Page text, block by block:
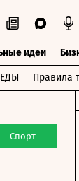
идеи
Правила
Спорт